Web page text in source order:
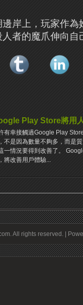
岸上，玩家作為
者的魔爪伸向自
Play Store將用
有幸接觸過Google Play
不是因為數量不夠多，而是
一情況要得到改善了。
將改善用戶體驗...
All rights reserved. |